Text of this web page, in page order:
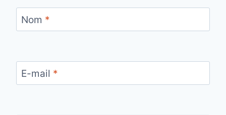
Nom *
E-mail *